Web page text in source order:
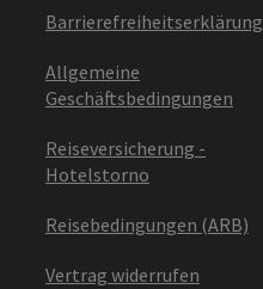
Barrierefreiheitserklärung
Allgemeine
Geschäftsbedingungen
Reiseversicherung -
Hotelstorno
Reisebedingungen (ARB)
Vertrag widerrufen